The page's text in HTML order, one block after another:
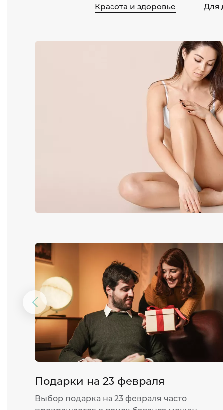
Красота и здоровье Для
Предыдущий
слайд
Подарки на 23 февраля
Выбор подарка на 23 февраля часто